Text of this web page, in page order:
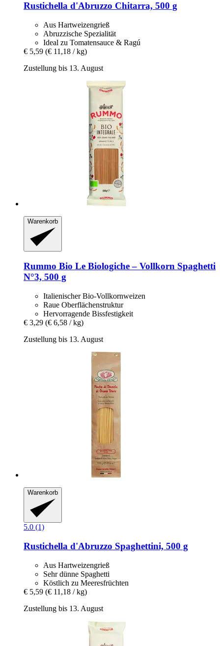
Rustichella d'Abruzzo Chitarra, 500 g
Aus Hartweizengrieß
Abruzzische Spezialität
Ideal zu Tomatensauce & Ragú
€ 5,59 (€ 11,18 / kg)
Zustellung bis 13. August
Warenkorb
Rummo Bio Le Biologiche – Vollkorn Spaghetti
N°3, 500 g
Italienischer Bio-Vollkornweizen
Raue Oberflächenstruktur
Hervorragende Bissfestigkeit
€ 3,29 (€ 6,58 / kg)
Zustellung bis 13. August
Warenkorb
5.0 (1)
Rustichella d'Abruzzo Spaghettini, 500 g
Aus Hartweizengrieß
Sehr dünne Spaghetti
Köstlich zu Meeresfrüchten
€ 5,59 (€ 11,18 / kg)
Zustellung bis 13. August